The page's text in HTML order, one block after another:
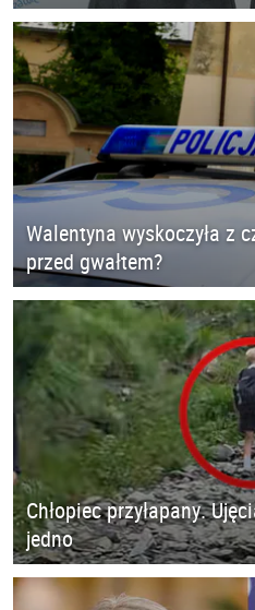
Walentyna wyskoczyła z
przed gwałtem?
Chłopiec przyłapany.
jedno